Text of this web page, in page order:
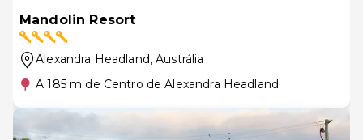
Mandolin Resort
Alexandra Headland, Austrália
A 185 m de Centro de Alexandra Headland